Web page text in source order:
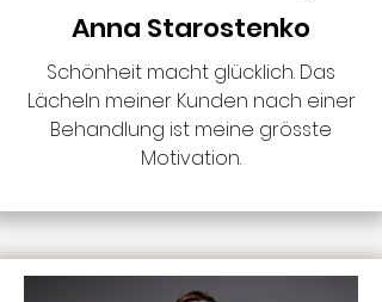
Anna Starostenko
Schönheit macht glücklich. Das
Lächeln meiner Kunden nach einer
Behandlung ist meine grösste
Motivation.